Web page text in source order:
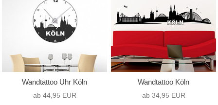
nur Text
(0)
nur Motiv(0)
Hochformat
(0)
Querformat(2)
Quadrat(1)
Wandtattoo Uhr Köln
ab 44,95 EUR
Wandtattoo Köln
ab 34,95 EUR